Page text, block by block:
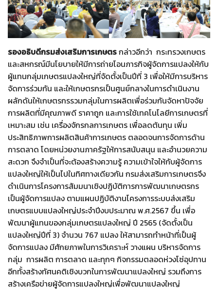
รองอธิบดีกรมส่งเสริมการเกษตรกล่าวอีกว่า กระทรวงเกษตร
และสหกรณ์มีนโยบายให้มีการถ่ายโอนภารกิจผู้จัดการแปลงให้กับ
ผู้แทนกลุ่มเกษตรแปลงใหญ่ที่จัดตั้งเป็นปีที่ 3 เพื่อให้มีการบริหาร
จัดการร่วมกัน และให้เกษตรกรเป็นศูนย์กลางในการดำเนินงาน
ผลักดันให้เกษตรกรรวมกลุ่มในการผลิตเพื่อร่วมกันจัดหาปัจจัย
การผลิตที่มีคุณภาพดี ราคาถูก และการใช้เทคโนโลยีการเกษตรที่
เหมาะสม เช่น เครื่องจักรกลการเกษตร เพื่อลดต้นทุน เพิ่ม
ประสิทธิภาพการผลิตสินค้าการเกษตร ตลอดจนการจัดการด้าน
การตลาด โดยหน่วยงานภาครัฐให้การสนับสนุน และอำนวยความ
สะดวก จึงจำเป็นที่จะต้องสร้างความรู้ ความเข้าใจให้กับผู้จัดการ
แปลงใหญ่ให้เป็นไปในทิศทางเดียวกัน กรมส่งเสริมการเกษตรจึง
ดำเนินการโครงการสัมมนาเชิงปฏิบัติการการพัฒนาเกษตรกร
เป็นผู้จัดการแปลง ตามแผนปฏิบัติงานโครงการระบบส่งเสริม
เกษตรแบบแปลงใหญ่ประจำปีงบประมาณ พ.ศ.2567 ขึ้น เพื่อ
พัฒนาผู้แทนของกลุ่มเกษตรแปลงใหญ่ ปี 2565 (จัดตั้งเป็น
แปลงใหญ่ปีที่ 3) จำนวน 767 แปลง ให้สามารถทำหน้าที่เป็นผู้
จัดการแปลง มีศักยภาพในการวิเคราะห์ วางแผน บริหารจัดการ
กลุ่ม การผลิต การตลาด และทุกๆ กิจกรรมตลอดห่วงโซ่อุปทาน
อีกทั้งสร้างทัศนคติเชิงบวกในการพัฒนาแปลงใหญ่ รวมถึงการ
สร้างเครือข่ายผู้จัดการแปลงใหญ่เพื่อพัฒนาแปลงใหญ่